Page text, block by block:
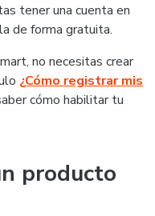
tener una cuenta en
de forma gratuita.
no necesitas crear
¿Cómo registrar mis
cómo habilitar tu
producto